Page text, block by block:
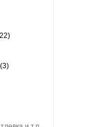
(3)